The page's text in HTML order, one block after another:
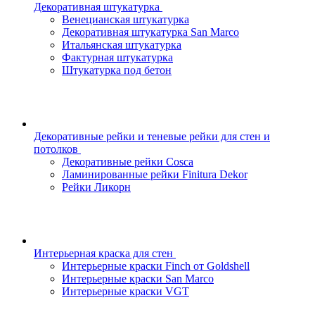
Декоративная штукатурка
Венецианская штукатурка
Декоративная штукатурка San Marco
Итальянская штукатурка
Фактурная штукатурка
Штукатурка под бетон
Декоративные рейки и теневые рейки для стен и
потолков
Декоративные рейки Cosca
Ламинированные рейки Finitura Dekor
Рейки Ликорн
Интерьерная краска для стен
Интерьерные краски Finch от Goldshell
Интерьерные краски San Marco
Интерьерные краски VGT